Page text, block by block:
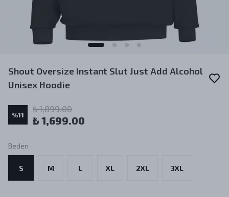
Shout Oversize Instant Slut Just Add Alcohol
Unisex Hoodie
%11
₺ 1,899.00
₺ 1,699.00
Beden
S M L XL 2XL 3XL